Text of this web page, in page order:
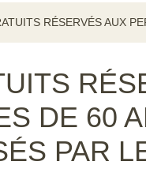
RÉSERVÉS AUX
DE 60
PAR